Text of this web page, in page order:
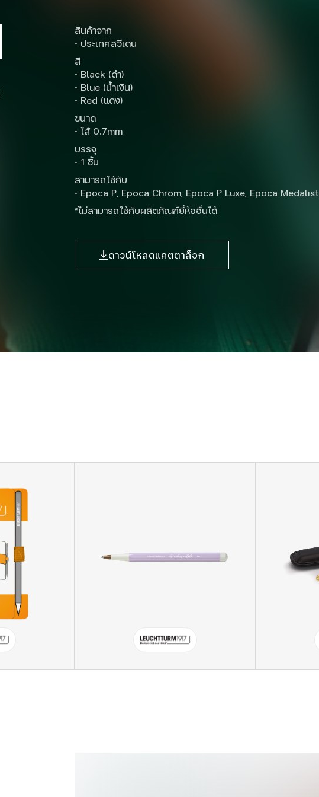
สินค้าจาก
· ประเทศสวีเดน
สี
· Black (ดำ)
· Blue (น้ำเงิน)
· Red (แดง)
ขนาด
· ไส้ 0.7mm
บรรจุ
· 1 ชิ้น
สามารถใช้กับ
· Epoca P, Epoca Chrom, Epoca P Luxe, Epoca Medalist
*ไม่สามารถใช้กับผลิตภัณฑ์ยี่ห้ออื่นได้
ดาวน์โหลดแคตตาล็อก